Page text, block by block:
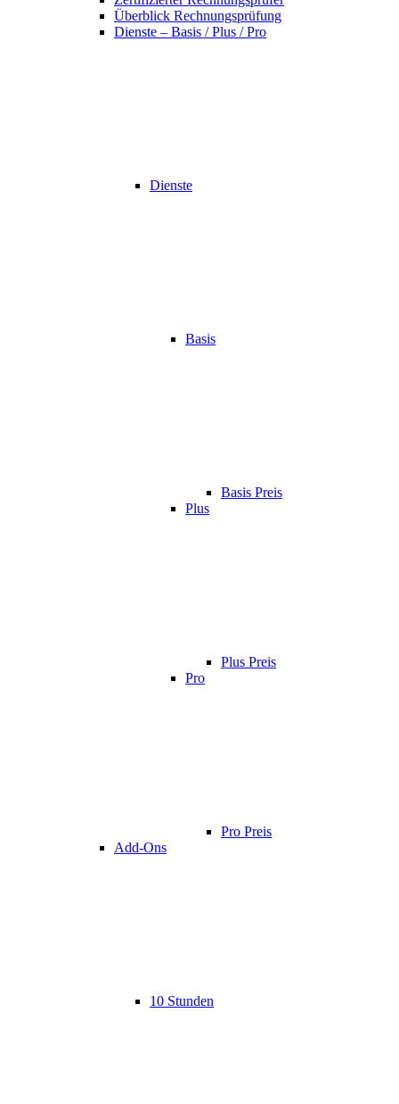
Überblick Rechnungsprüfung
Dienste – Basis / Plus / Pro
Dienste
Basis
Basis Preis
Plus
Plus Preis
Pro
Pro Preis
Add-Ons
10 Stunden